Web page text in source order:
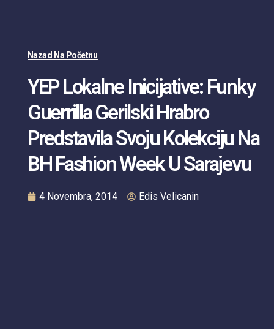
Nazad Na Početnu
YEP Lokalne Inicijative: Funky
Guerrilla Gerilski Hrabro
Predstavila Svoju Kolekciju Na
BH Fashion Week U Sarajevu
4 Novembra, 2014 Edis Velicanin